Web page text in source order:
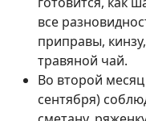
все
приправы,
травяной чай.
Во второй месяц
сентября)